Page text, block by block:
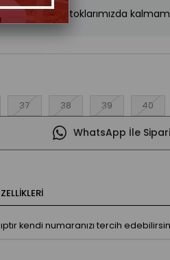
Ürün stoklarımızda
37 38 39 40
WhatsApp İle
kendi numaranızı tercih